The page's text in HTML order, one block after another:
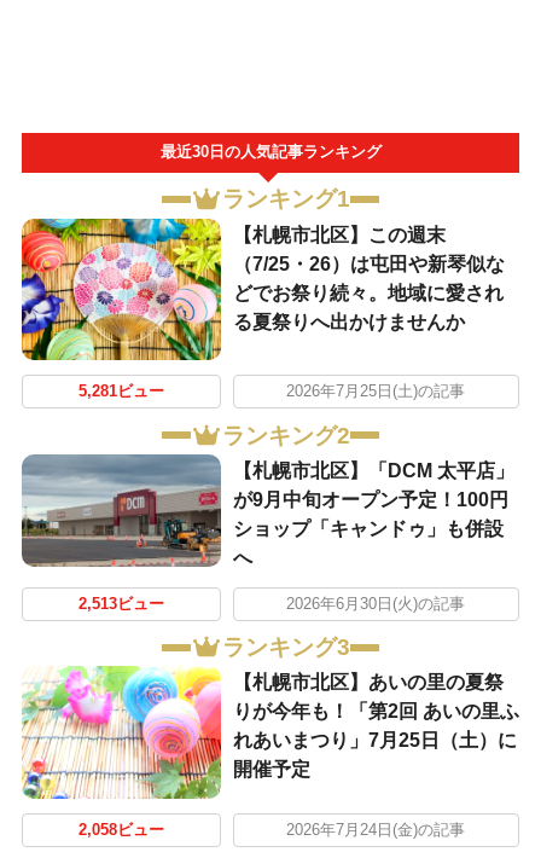
最近30日の人気記事ランキング
ランキング1
【札幌市北区】この週末
（7/25・26）は屯田や新琴似な
どでお祭り続々。地域に愛され
る夏祭りへ出かけませんか
5,281ビュー 2026年7月25日(土)の記事
ランキング2
【札幌市北区】「DCM 太平店」
が9月中旬オープン予定！100円
ショップ「キャンドゥ」も併設
へ
2,513ビュー 2026年6月30日(火)の記事
ランキング3
【札幌市北区】あいの里の夏祭
りが今年も！「第2回 あいの里ふ
れあいまつり」7月25日（土）に
開催予定
2,058ビュー 2026年7月24日(金)の記事